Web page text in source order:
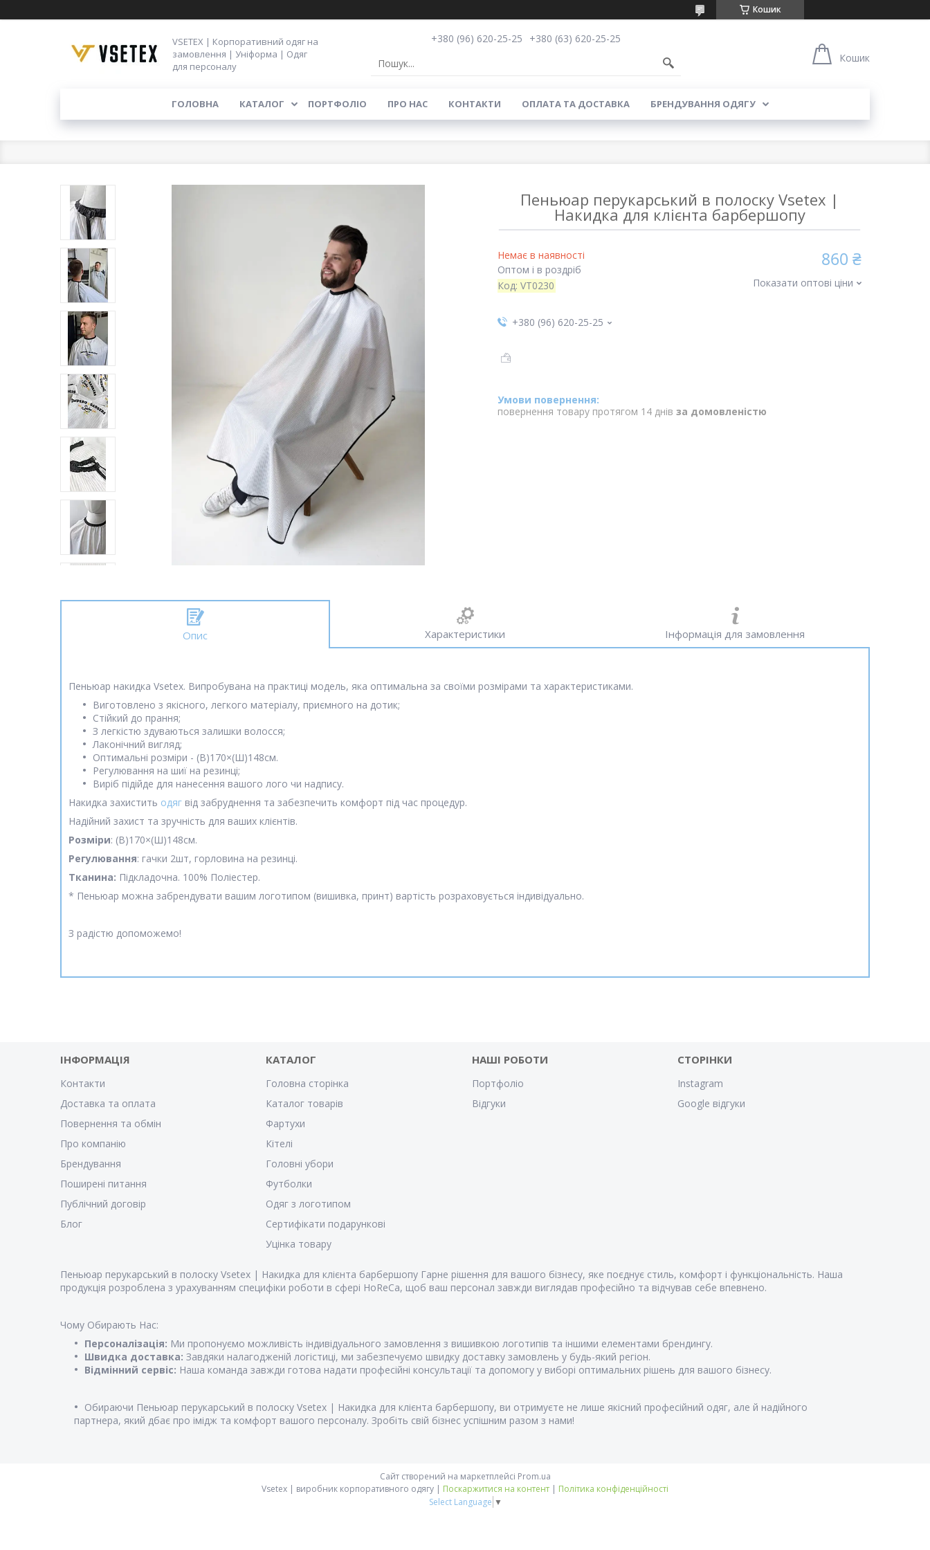
Кошик
VSETEX | Корпоративний одяг на
замовлення | Уніформа | Одяг
для персоналу
+380 (96) 620-25-25
+380 (63) 620-25-25
Кошик
ГОЛОВНА КАТАЛОГ ПОРТФОЛІО ПРО НАС КОНТАКТИ ОПЛАТА ТА ДОСТАВКА БРЕНДУВАННЯ ОДЯГУ
Пеньюар перукарський в полоску Vsetex |
Накидка для клієнта барбершопу
Немає в наявності
Оптом і в роздріб
Код: VT0230
860 ₴
Показати оптові ціни
+380 (96) 620-25-25
повернення товару протягом 14 днів за домовленістю
Опис Характеристики Інформація для замовлення
Пеньюар накидка Vsetex. Випробувана на практиці модель, яка оптимальна за своїми розмірами та характеристиками.
Виготовлено з якісного, легкого матеріалу, приємного на дотик;
Стійкий до прання;
З легкістю здуваються залишки волосся;
Лаконічний вигляд;
Оптимальні розміри - (В)170×(Ш)148см.
Регулювання на шиї на резинці;
Виріб підійде для нанесення вашого лого чи надпису.
Накидка захистить одяг від забруднення та забезпечить комфорт під час процедур.
Надійний захист та зручність для ваших клієнтів.
Розміри: (В)170×(Ш)148см.
Регулювання: гачки 2шт, горловина на резинці.
Тканина: Підкладочна. 100% Поліестер.
* Пеньюар можна забрендувати вашим логотипом (вишивка, принт) вартість розраховується індивідуально.
З радістю допоможемо!
ІНФОРМАЦІЯ
Контакти
Доставка та оплата
Повернення та обмін
Про компанію
Брендування
Поширені питання
Публічний договір
Блог
КАТАЛОГ
Головна сторінка
Каталог товарів
Фартухи
Кітелі
Головні убори
Футболки
Одяг з логотипом
Сертифікати подарункові
Уцінка товару
НАШІ РОБОТИ
Портфоліо
Відгуки
СТОРІНКИ
Instagram
Google відгуки
Пеньюар перукарський в полоску Vsetex | Накидка для клієнта барбершопу Гарне рішення для вашого бізнесу, яке поєднує стиль, комфорт і функціональність. Наша
продукція розроблена з урахуванням специфіки роботи в сфері HoReCa, щоб ваш персонал завжди виглядав професійно та відчував себе впевнено.
Чому Обирають Нас:
Персоналізація: Ми пропонуємо можливість індивідуального замовлення з вишивкою логотипів та іншими елементами брендингу.
Швидка доставка: Завдяки налагодженій логістиці, ми забезпечуємо швидку доставку замовлень у будь-який регіон.
Відмінний сервіс: Наша команда завжди готова надати професійні консультації та допомогу у виборі оптимальних рішень для вашого бізнесу.
Обираючи Пеньюар перукарський в полоску Vsetex | Накидка для клієнта барбершопу, ви отримуєте не лише якісний професійний одяг, але й надійного
партнера, який дбає про імідж та комфорт вашого персоналу. Зробіть свій бізнес успішним разом з нами!
Сайт створений на маркетплейсі Prom.ua
Vsetex | виробник корпоративного одягу | Поскаржитися на контент | Політика конфіденційності
Select Language ▼